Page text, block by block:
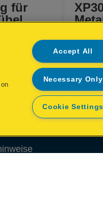
für
Accept All
Necessary Only
Cookie Settings